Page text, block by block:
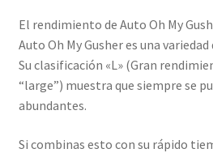
El rendimiento de Auto Oh My
Auto Oh My Gusher es una
Su clasificación «L» (Gran
“large”) muestra que siempre se
abundantes.
Si combinas esto con su rápido